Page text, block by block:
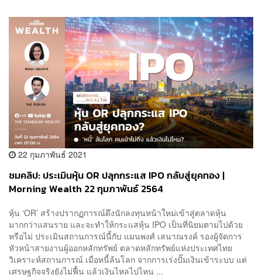
22 กุมภาพันธ์ 2021
ชมคลิป: ประเมินหุ้น OR ปลุกกระแส IPO กลับสู่ยุคทอง |
Morning Wealth 22 กุมภาพันธ์ 2564
หุ้น ‘OR’ สร้างปรากฏการณ์ดึงนักลงทุนหน้าใหม่เข้าสู่ตลาดหุ้น
มากกว่าแสนราย และจะทำให้กระแสหุ้น IPO เป็นที่นิยมตามไปด้วย
หรือไม่ ประเมินสถานการณ์นี้กับ แมนพงศ์ เสนาณรงค์ รองผู้จัดการ
หัวหน้าสายงานผู้ออกหลักทรัพย์ ตลาดหลักทรัพย์แห่งประเทศไทย
วิเคราะห์สถานการณ์ เมื่อหนี้ล้นโลก จากการเร่งปั๊มเงินเข้าระบบ แต่
เศรษฐกิจจริงยังไม่ฟื้น แล้วเงินไหลไปไหน ...